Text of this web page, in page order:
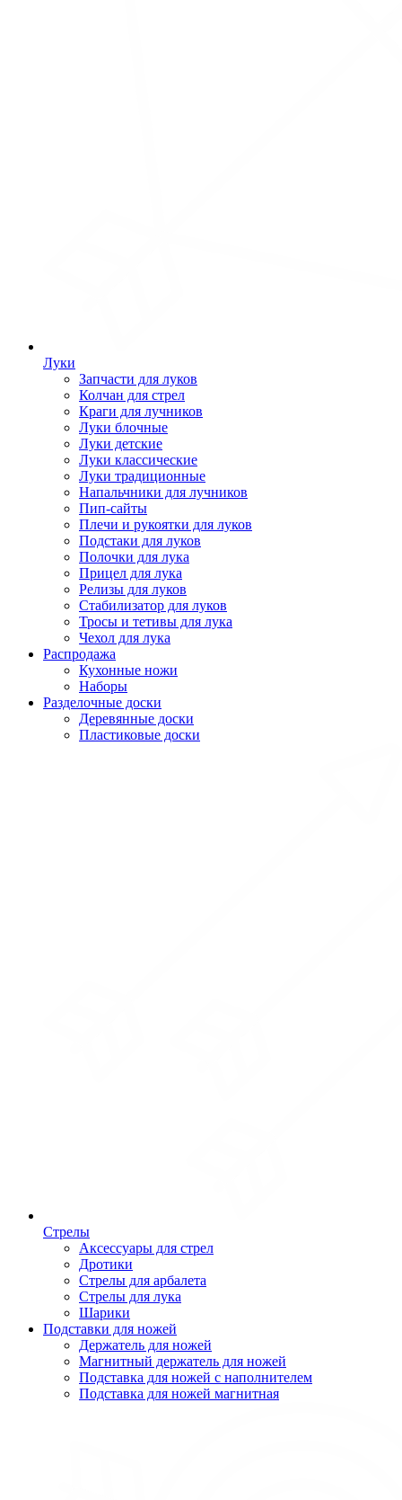
Луки
Запчасти для луков
Колчан для стрел
Краги для лучников
Луки блочные
Луки детские
Луки классические
Луки традиционные
Напальчники для лучников
Пип-сайты
Плечи и рукоятки для луков
Подстаки для луков
Полочки для лука
Прицел для лука
Релизы для луков
Стабилизатор для луков
Тросы и тетивы для лука
Чехол для лука
Распродажа
Кухонные ножи
Наборы
Разделочные доски
Деревянные доски
Пластиковые доски
Стрелы
Аксессуары для стрел
Дротики
Стрелы для арбалета
Стрелы для лука
Шарики
Подставки для ножей
Держатель для ножей
Магнитный держатель для ножей
Подставка для ножей с наполнителем
Подставка для ножей магнитная